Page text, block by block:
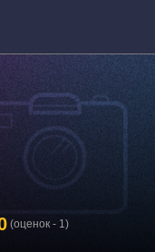
ул. Малышева, 51
(оценок - 1)